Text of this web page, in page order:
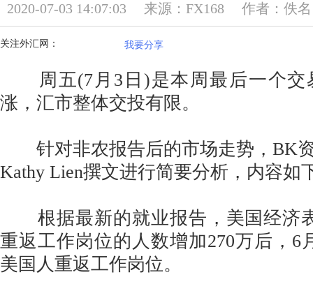
2020-07-03 14:07:03 来源：FX168 作者：佚名
关注外汇网： 我要分享
周五(7月3日)是本周最后一个交
涨，汇市整体交投有限。
针对非农报告后的市场走势，BK
Kathy Lien撰文进行简要分析，内容如
根据最新的就业报告，美国经济
重返工作岗位的人数增加270万后，6
美国人重返工作岗位。